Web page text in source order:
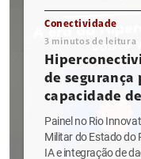
Conectividade
3 minutos de leitura
de segurança
capacidade
Painel no Rio
Militar do Estado do
IA e integração de